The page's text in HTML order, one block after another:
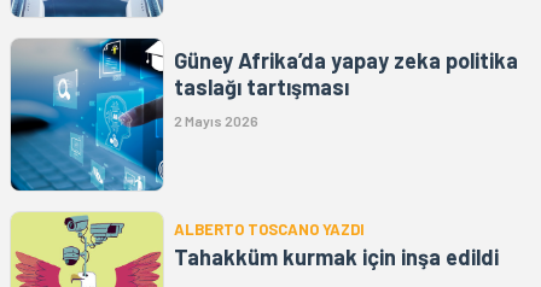
Güney Afrika’da yapay zeka politika
taslağı tartışması
2 Mayıs 2026
ALBERTO TOSCANO YAZDI
Tahakküm kurmak için inşa edildi